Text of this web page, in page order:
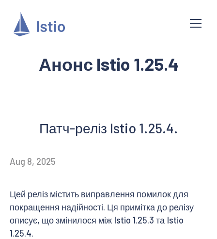
Анонс Istio 1.25.4
Патч-реліз Istio 1.25.4.
Aug 8, 2025
Цей реліз містить виправлення помилок для
покращення надійності. Ця примітка до релізу
описує, що змінилося між Istio 1.25.3 та Istio
1.25.4.